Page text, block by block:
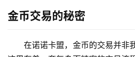
金币交易的秘密
在诺诺卡盟，金币的交易并非